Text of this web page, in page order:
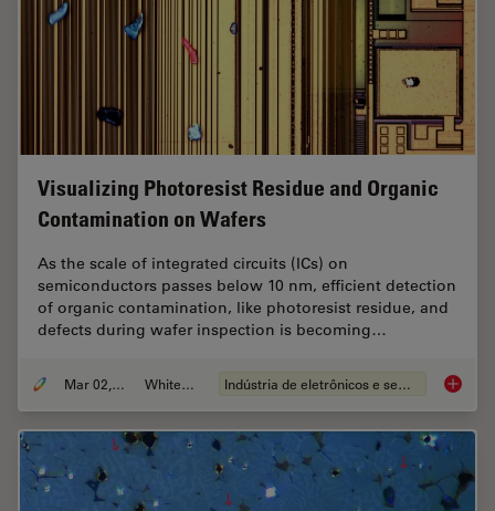
Visualizing Photoresist Residue and Organic
Contamination on Wafers
As the scale of integrated circuits (ICs) on
semiconductors passes below 10 nm, efficient detection
of organic contamination, like photoresist residue, and
defects during wafer inspection is becoming…
Mar 02, 2026 Whitepaper Indústria de eletrônicos e semicondutores